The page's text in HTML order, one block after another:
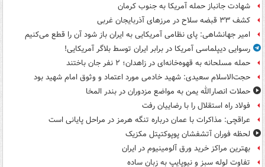
شهادت جانباز حمله آمریکا به جنوب کرمان
کشف ۳۳ قبضه سلاح در مرزهای آذربایجان غربی
امیر جهانشاهی: پای نظامی آمریکایی به ایران باز شود آن را قطع می‌کنیم
رسوایی دیپلماسی آمریکا در برابر ایران توسط بلاگر آمریکایی!
حمله مسلحانه به قهوه‌خانه‌ای در زاهدان؛ ۲ نفر جان باختند
حجت‌الاسلام سعیدی: شهید خادمی مورد اعتماد و وثوق امام شهید بود
حملات انصارالله یمن به مواضع مزدوران در بندر المخا
فولاد راه استقلال را با رضاییان رفت
عراقچی: مذاکرات با عمان درباره تنگه هرمز در مراحل پایانی است
لحظه فوران آتشفشان پوپوکتپتل مکزیک
بهترین مراکز خرید ورق آلومینیوم در ایران
تفاوت لوله سبز و نیوپایپ به زبان ساده